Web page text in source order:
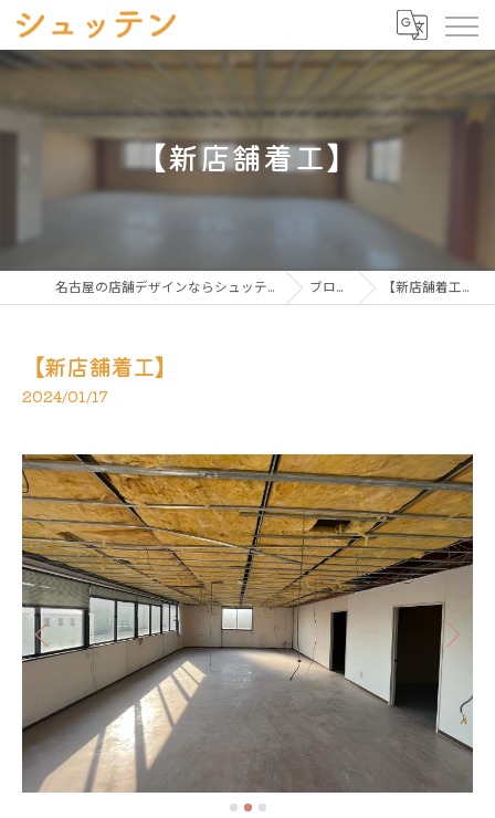
【新店舗着工】
名古屋の店舗デザインならシュッテン ブログ 【新店舗着工】
【新店舗着工】
2024/01/17